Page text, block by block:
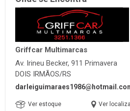
Griffcar Multimarcas
Av. Irineu Becker, 911 Primavera
DOIS IRMÃOS/RS
darleiguimaraes1986@hotmail.com